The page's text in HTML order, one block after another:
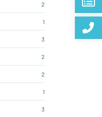
2
1
3
2
2
1
3